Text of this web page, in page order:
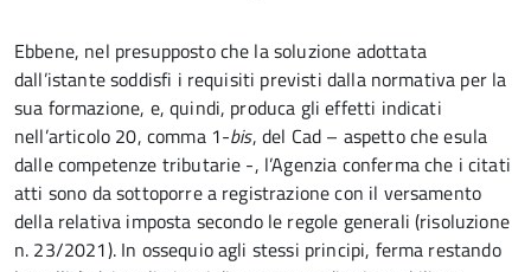
Ebbene, nel presupposto che la soluzione adottata
dall’istante soddisfi i requisiti previsti dalla normativa per la
sua formazione, e, quindi, produca gli effetti indicati
nell’articolo 20, comma 1-bis, del Cad – aspetto che esula
dalle competenze tributarie -, l’Agenzia conferma che i citati
atti sono da sottoporre a registrazione con il versamento
della relativa imposta secondo le regole generali (risoluzione
n. 23/2021). In ossequio agli stessi principi, ferma restando